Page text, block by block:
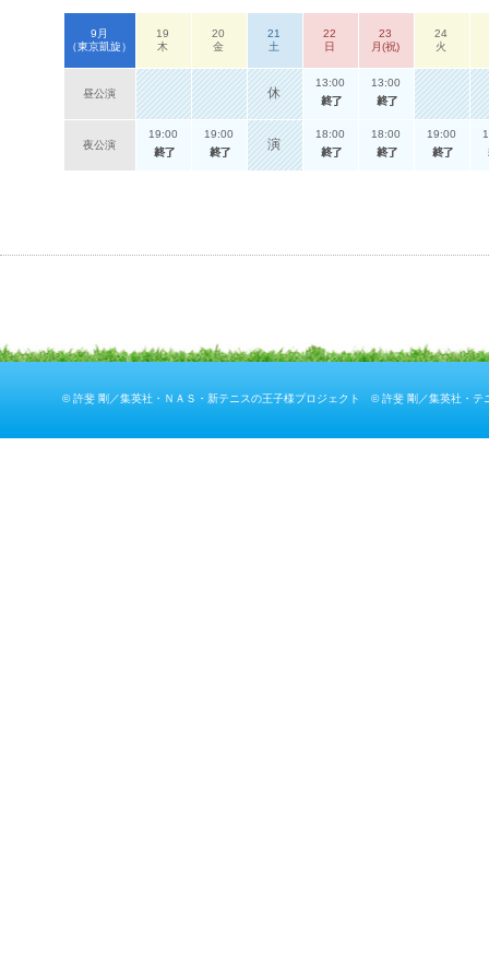
9月
（東京凱旋）
19
木
20
金
21
土
22
日
23
月(祝)
24
火
昼公演 休
13:00 13:00
夜公演
19:00 19:00
演
18:00 18:00 19:00
© 許斐 剛／集英社・ＮＡＳ・新テニスの王子様プロジェクト © 許斐 剛／集英社・テ